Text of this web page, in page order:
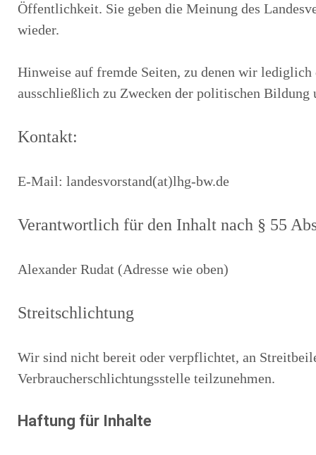
Öffentlichkeit. Sie geben die Meinung des
wieder.
Hinweise auf fremde Seiten, zu denen wir
ausschließlich zu Zwecken der politischen
Kontakt:
E-Mail: landesvorstand(at)lhg-bw.de
Verantwortlich für den Inhalt nach § 55
Alexander Rudat (Adresse wie oben)
Streitschlichtung
Wir sind nicht bereit oder verpflichtet, an
Verbraucherschlichtungsstelle teilzunehmen.
Haftung für Inhalte